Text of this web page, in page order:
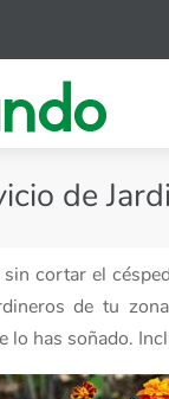
de
sin cortar el
de tu
lo has soñado.